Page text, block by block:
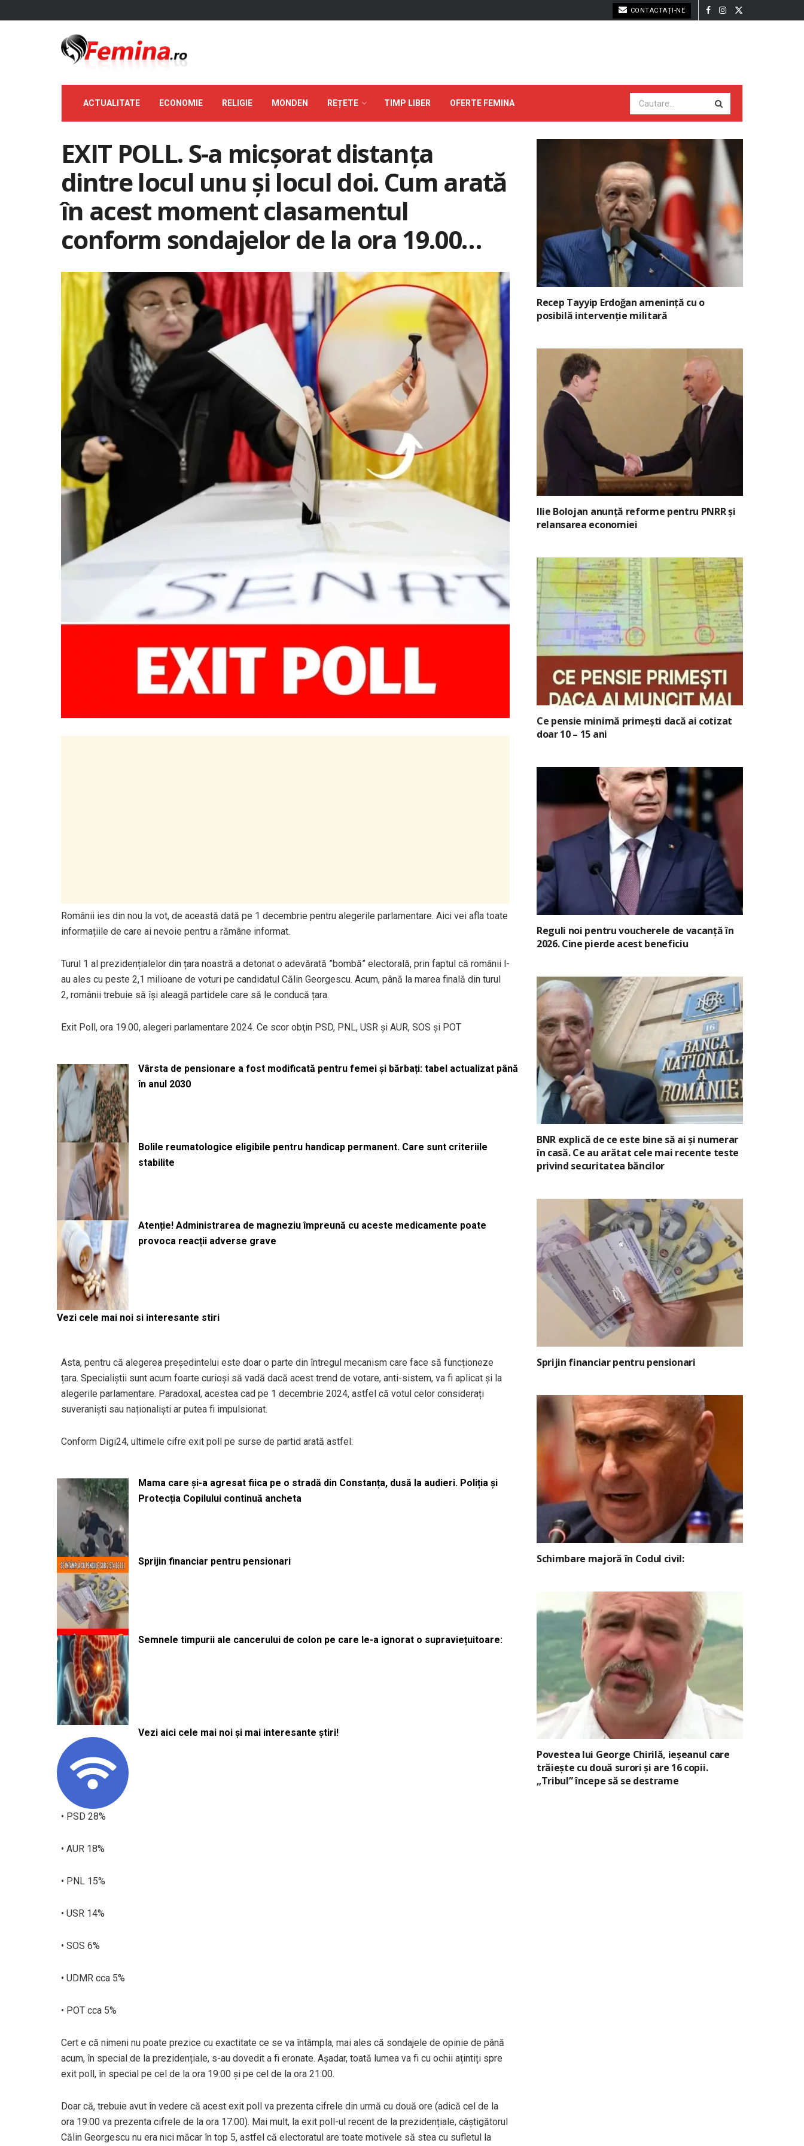
CONTACTAȚI-NE
ACTUALITATE ECONOMIE RELIGIE MONDEN REȚETE TIMP LIBER OFERTE FEMINA
EXIT POLL. S-a micșorat distanța
dintre locul unu și locul doi. Cum arată
în acest moment clasamentul
conform sondajelor de la ora 19.00…
Românii ies din nou la vot, de această dată pe 1 decembrie pentru alegerile parlamentare. Aici vei afla toate
informațiile de care ai nevoie pentru a rămâne informat.
Turul 1 al prezidențialelor din țara noastră a detonat o adevărată ”bombă” electorală, prin faptul că românii l-
au ales cu peste 2,1 milioane de voturi pe candidatul Călin Georgescu. Acum, până la marea finală din turul
2, românii trebuie să își aleagă partidele care să le conducă țara.
Exit Poll, ora 19.00, alegeri parlamentare 2024. Ce scor obţin PSD, PNL, USR și AUR, SOS şi POT
Vârsta de pensionare a fost modificată pentru femei și bărbați: tabel actualizat până
în anul 2030
Bolile reumatologice eligibile pentru handicap permanent. Care sunt criteriile
stabilite
Atenție! Administrarea de magneziu împreună cu aceste medicamente poate
provoca reacții adverse grave
Vezi cele mai noi si interesante stiri
Asta, pentru că alegerea președintelui este doar o parte din întregul mecanism care face să funcționeze
țara. Specialiștii sunt acum foarte curioși să vadă dacă acest trend de votare, anti-sistem, va fi aplicat și la
alegerile parlamentare. Paradoxal, acestea cad pe 1 decembrie 2024, astfel că votul celor considerați
suveraniști sau naționaliști ar putea fi impulsionat.
Conform Digi24, ultimele cifre exit poll pe surse de partid arată astfel:
Mama care și-a agresat fiica pe o stradă din Constanța, dusă la audieri. Poliția și
Protecția Copilului continuă ancheta
Sprijin financiar pentru pensionari
Semnele timpurii ale cancerului de colon pe care le-a ignorat o supraviețuitoare:
Vezi aici cele mai noi și mai interesante știri!
• PSD 28%
• AUR 18%
• PNL 15%
• USR 14%
• SOS 6%
• UDMR cca 5%
• POT cca 5%
Cert e că nimeni nu poate prezice cu exactitate ce se va întâmpla, mai ales că sondajele de opinie de până
acum, în special de la prezidențiale, s-au dovedit a fi eronate. Așadar, toată lumea va fi cu ochii ațintiți spre
exit poll, în special pe cel de la ora 19:00 și pe cel de la ora 21:00.
Doar că, trebuie avut în vedere că acest exit poll va prezenta cifrele din urmă cu două ore (adică cel de la
ora 19:00 va prezenta cifrele de la ora 17:00). Mai mult, la exit poll-ul recent de la prezidențiale, câștigătorul
Călin Georgescu nu era nici măcar în top 5, astfel că electoratul are toate motivele să stea cu sufletul la
Recep Tayyip Erdoğan amenință cu o
posibilă intervenție militară
Ilie Bolojan anunță reforme pentru PNRR și
relansarea economiei
Ce pensie minimă primești dacă ai cotizat
doar 10 – 15 ani
Reguli noi pentru voucherele de vacanță în
2026. Cine pierde acest beneficiu
BNR explică de ce este bine să ai și numerar
în casă. Ce au arătat cele mai recente teste
privind securitatea băncilor
Sprijin financiar pentru pensionari
Schimbare majoră în Codul civil:
Povestea lui George Chirilă, ieșeanul care
trăiește cu două surori și are 16 copii.
„Tribul” începe să se destrame